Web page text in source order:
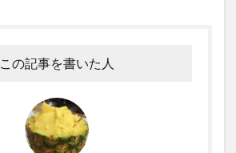
この記事を書いた人